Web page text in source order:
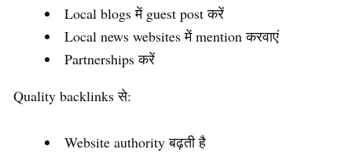
Local blogs में guest post करें
Local news websites में mention करवाएं
Partnerships करें
Quality backlinks से:
Website authority बढ़ती है